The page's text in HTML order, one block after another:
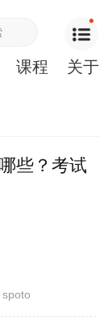
课程 关于
些？考试
spoto